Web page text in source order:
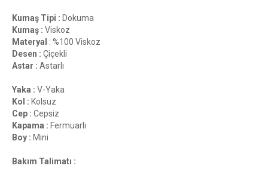
Kumaş Tipi : Dokuma
Kumaş : Viskoz
Materyal : %100 Viskoz
Desen : Çiçekli
Astar : Astarlı
Yaka : V-Yaka
Kol : Kolsuz
Cep : Cepsiz
Kapama : Fermuarlı
Boy : Mini
Bakım Talimatı :